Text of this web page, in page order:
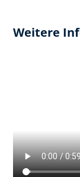
Weitere